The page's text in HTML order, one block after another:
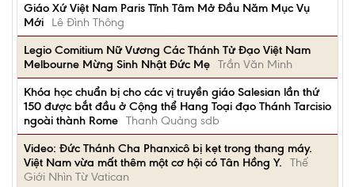
Giáo Xứ Việt Nam Paris Tĩnh Tâm Mở Đầu Năm Mục Vụ
Mới
Lê Đình Thông
Legio Comitium Nữ Vương Các Thánh Tử Đạo Việt Nam
Melbourne Mừng Sinh Nhật Đức Mẹ Trần Văn Minh
Khóa học chuẩn bị cho các vị truyền giáo Salesian lần thứ
150 được bắt đầu ở Cộng thể Hang Toại đạo Thánh Tarcisio
ngoài thành Rome Thanh Quảng sdb
Video: Đức Thánh Cha Phanxicô bị kẹt trong thang máy.
Việt Nam vừa mất thêm một cơ hội có Tân Hồng Y.
Thế
Giới Nhìn Từ Vatican